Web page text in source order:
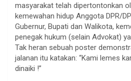
masyarakat telah dipertontonkan
kemewahan hidup Anggota DPR/
Gubernur, Bupati dan Walikota,
penegak hukum (selain Advokat)
Tak heran sebuah poster
jalanan itu katakan: “Kami lemes
dinaiki !”